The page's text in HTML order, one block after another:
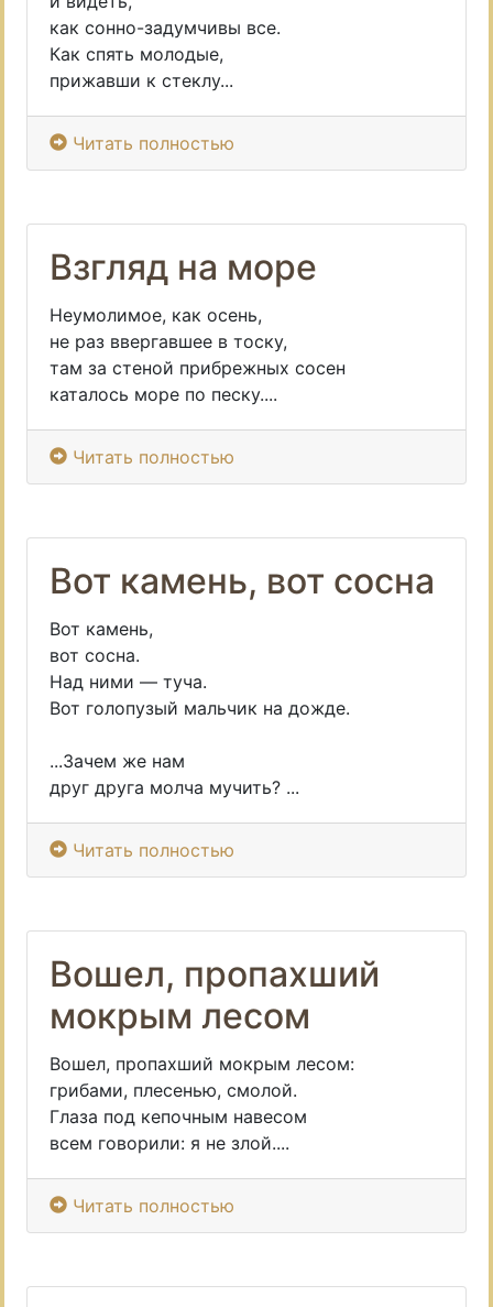
как сонно-задумчивы все.
Как спять молодые,
прижавши к стеклу...
Читать полностью
Взгляд на море
Неумолимое, как осень,
не раз ввергавшее в тоску,
там за стеной прибрежных сосен
каталось море по песку....
Читать полностью
Вот камень, вот сосна
Вот камень,
вот сосна.
Над ними — туча.
Вот голопузый мальчик на дожде.
...Зачем же нам
друг друга молча мучить? ...
Читать полностью
Вошел, пропахший
мокрым лесом
Вошел, пропахший мокрым лесом:
грибами, плесенью, смолой.
Глаза под кепочным навесом
всем говорили: я не злой....
Читать полностью